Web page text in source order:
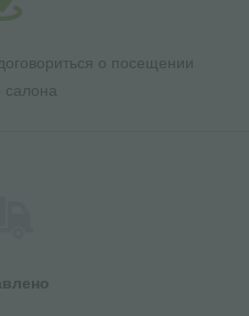
о посещении
салона